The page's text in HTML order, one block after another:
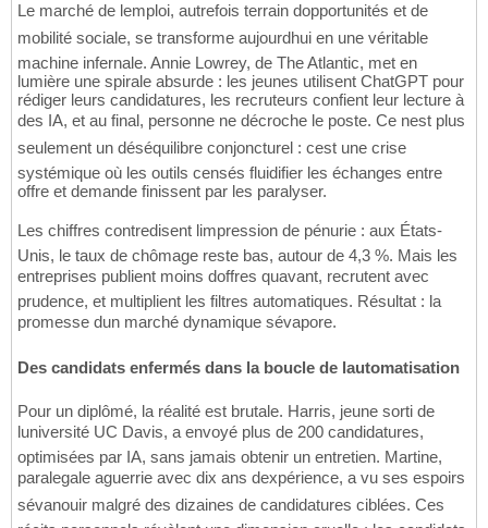
Le marché de lemploi, autrefois terrain dopportunités et de
mobilité sociale, se transforme aujourdhui en une véritable
machine infernale. Annie Lowrey, de The Atlantic, met en
lumière une spirale absurde : les jeunes utilisent ChatGPT pour
rédiger leurs candidatures, les recruteurs confient leur lecture à
des IA, et au final, personne ne décroche le poste. Ce nest plus
seulement un déséquilibre conjoncturel : cest une crise
systémique où les outils censés fluidifier les échanges entre
offre et demande finissent par les paralyser.
Les chiffres contredisent limpression de pénurie : aux États-
Unis, le taux de chômage reste bas, autour de 4,3 %. Mais les
entreprises publient moins doffres quavant, recrutent avec
prudence, et multiplient les filtres automatiques. Résultat : la
promesse dun marché dynamique sévapore.
Des candidats enfermés dans la boucle de lautomatisation
Pour un diplômé, la réalité est brutale. Harris, jeune sorti de
luniversité UC Davis, a envoyé plus de 200 candidatures,
optimisées par IA, sans jamais obtenir un entretien. Martine,
paralegale aguerrie avec dix ans dexpérience, a vu ses espoirs
sévanouir malgré des dizaines de candidatures ciblées. Ces